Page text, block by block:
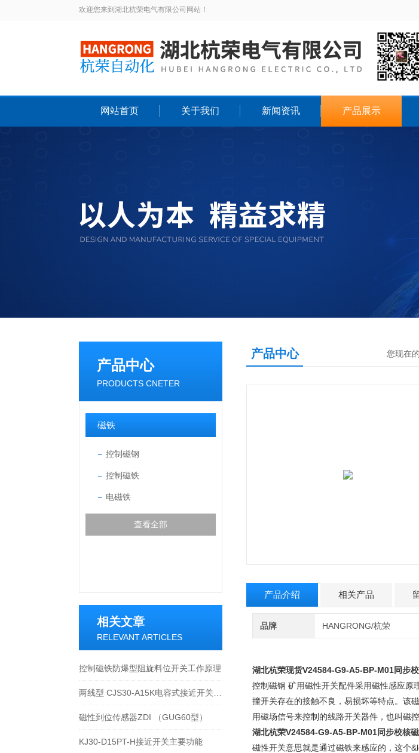
欢迎您来到湖北杭荣电气有限公司网站！
网站首页 关于我们 新闻资讯 产品展示
产品中心
PRODUCTS CNETER
磁铁
控制磁钢
控制磁铁
电磁铁
查看全部
相关文章
RELEVANT ARTICLES
控制磁铁防爆型阻旋料位开关工作原理
磁性到位传感器ZDI （GUG60型）
KJ30-D15PT-H接近开关主要功能
产品中心 您现在
产品介绍 相关产品
品牌 HANGRONG/杭荣
湖北杭荣现货V24584-G9-A5-BP-M01同步
控制磁钢 矿用磁性开关配件采用磁性感应原
撞开关存在的接触不良，易损坏等特点。该
用磁场信号来控制的线路开关器件，也叫磁
湖北杭荣V24584-G9-A5-BP-M01同步校核
磁性开关意思就是通过磁铁来感应的，这个